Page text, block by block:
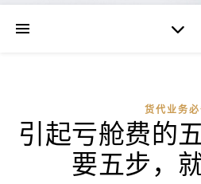
货代业务
引起亏舱费的
要五步，